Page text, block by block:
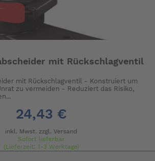
mit Rückschlagventil
mit Rückschlagventil - Konstruiert um
zu vermeiden - Reduziert das Risiko,
24,43 €
inkl. Mwst. zzgl. Versand
Sofort lieferbar
(Lieferzeit: 1-3 Werktage)